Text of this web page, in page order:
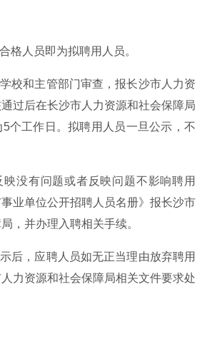
格人员即为拟聘用人员。
校和主管部门审查，报长沙市人力资
过后在长沙市人力资源和社会保障局
个工作日。拟聘用人员一旦公示，不
没有问题或者反映问题不影响聘用
业单位公开招聘人员名册》报长沙市
，并办理入聘相关手续。
后，应聘人员如无正当理由放弃聘用
力资源和社会保障局相关文件要求处